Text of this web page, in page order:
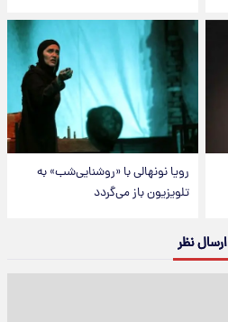
رویا نونهالی با «روشنایی‌شب» به
تلویزیون باز می‌گردد
ارسال نظر